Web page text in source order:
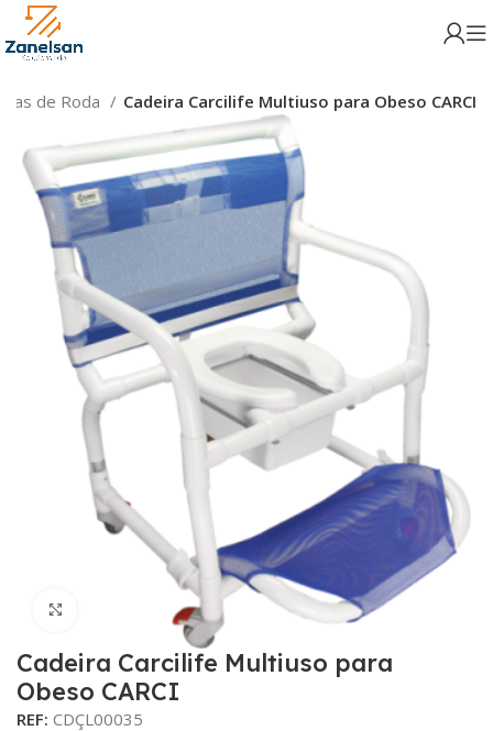
de Roda Cadeira Carcilife Multiuso para Obeso CARCI
Click para aumentar
Cadeira Carcilife Multiuso para
Obeso CARCI
REF:CDÇL00035